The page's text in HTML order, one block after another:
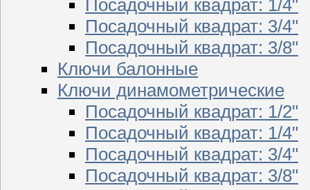
Посадочный квадрат: 1/4"
Посадочный квадрат: 3/4"
Посадочный квадрат: 3/8"
Ключи балонные
Ключи динамометрические
Посадочный квадрат: 1/2"
Посадочный квадрат: 1/4"
Посадочный квадрат: 3/4"
Посадочный квадрат: 3/8"